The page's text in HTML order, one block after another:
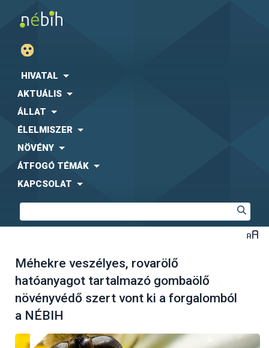
HIVATAL
AKTUÁLIS
ÁLLAT
ÉLELMISZER
NÖVÉNY
ÁTFOGÓ TÉMÁK
KAPCSOLAT
Méhekre veszélyes, rovarölő
hatóanyagot tartalmazó gombaölő
növényvédő szert vont ki a forgalomból
a NÉBIH